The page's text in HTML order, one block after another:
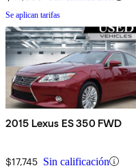
Se aplican tarifas
2015 Lexus ES 350 FWD
$17,745 Sin calificación